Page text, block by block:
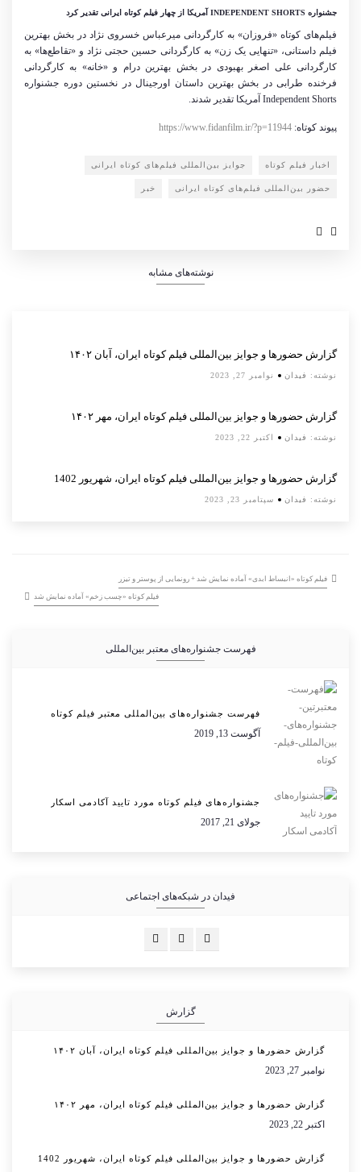
جشنواره INDEPENDENT SHORTS آمریکا از چهار فیلم کوتاه ایرانی تقدیر کرد
فیلمهای کوتاه «فروزان» به کارگردانی میرعباس خسروی نژاد در بخش بهترین
فیلم داستانی، «تنهایی یک زن» به کارگردانی حسین حجتی نژاد و «تقاطعها» به
کارگردانی علی اصغر بهبودی در بخش بهترین درام و «خانه» به کارگردانی
فرخنده طرابی در بخش بهترین داستان اورجینال در نخستین دوره جشنواره
Independent Shorts آمریکا تقدیر شدند.
پیوند کوتاه: https://www.fidanfilm.ir/?p=11944
اخبار فیلم کوتاه جوایز بین‌المللی فیلم‌های کوتاه ایرانی
حضور بین‌المللی فیلم‌های کوتاه ایرانی خبر
نوشته‌های مشابه
گزارش حضورها و جوایز بین‌المللی فیلم کوتاه ایران، آبان ۱۴۰۲
نوشته: فیدان نوامبر 27, 2023
گزارش حضورها و جوایز بین‌المللی فیلم کوتاه ایران، مهر ۱۴۰۲
نوشته: فیدان اکتبر 22, 2023
گزارش حضورها و جوایز بین‌المللی فیلم کوتاه ایران، شهریور 1402
نوشته: فیدان سپتامبر 23, 2023
فیلم کوتاه «انبساط ابدی» آماده نمایش شد + رونمایی از پوستر و تیزر
فیلم کوتاه «چسب زخم» آماده نمایش شد
فهرست جشنواره‌های معتبر بین‌المللی
فهرست جشنواره‌های بین‌المللی معتبر فیلم کوتاه
آگوست 13, 2019
جشنواره‌های فیلم کوتاه مورد تایید آکادمی اسکار
جولای 21, 2017
فیدان در شبکه‌های اجتماعی
گزارش
گزارش حضورها و جوایز بین‌المللی فیلم کوتاه ایران، آبان ۱۴۰۲
نوامبر 27, 2023
گزارش حضورها و جوایز بین‌المللی فیلم کوتاه ایران، مهر ۱۴۰۲
اکتبر 22, 2023
گزارش حضورها و جوایز بین‌المللی فیلم کوتاه ایران، شهریور 1402